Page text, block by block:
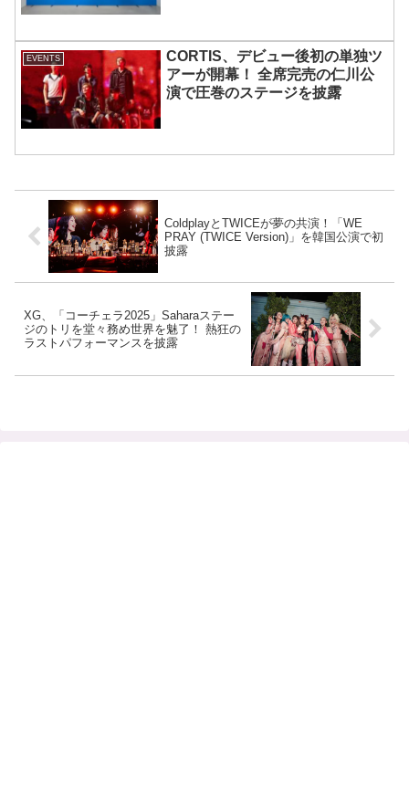
EVENTS
CORTIS、デビュー後初の単独ツ
アーが開幕！ 全席完売の仁川公
演で圧巻のステージを披露
ColdplayとTWICEが夢の共演！「WE
PRAY (TWICE Version)」を韓国公演で初
披露
XG、「コーチェラ2025」Saharaステー
ジのトリを堂々務め世界を魅了！ 熱狂の
ラストパフォーマンスを披露